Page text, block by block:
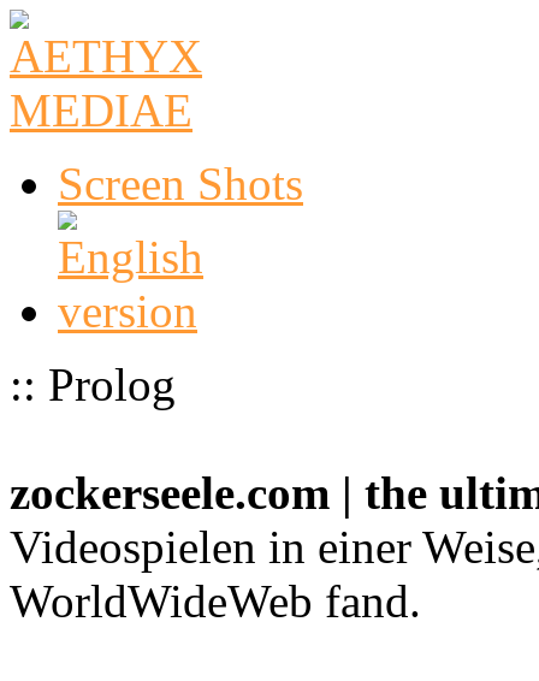
Screen Shots
:: Prolog
zockerseele.com | the
Videospielen in einer
WorldWideWeb fand.